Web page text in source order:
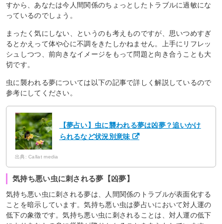
すから、あなたは今人間関係のちょっとしたトラブルに過敏にな
っているのでしょう。
まったく気にしない、というのも考えものですが、思いつめすぎ
るとかえって体や心に不調をきたしかねません。上手にリフレッ
シュしつつ、前向きなイメージをもって問題と向き合うことも大
切です。
虫に襲われる夢については以下の記事で詳しく解説しているので
参考にしてください。
【夢占い】虫に襲われる夢は凶夢？追いかけ
られるなど状況別意味
出典: Callat media
気持ち悪い虫に刺される夢【凶夢】
気持ち悪い虫に刺される夢は、人間関係のトラブルが表面化する
ことを暗示しています。気持ち悪い虫は夢占いにおいて対人運の
低下の象徴です。気持ち悪い虫に刺されることは、対人運の低下